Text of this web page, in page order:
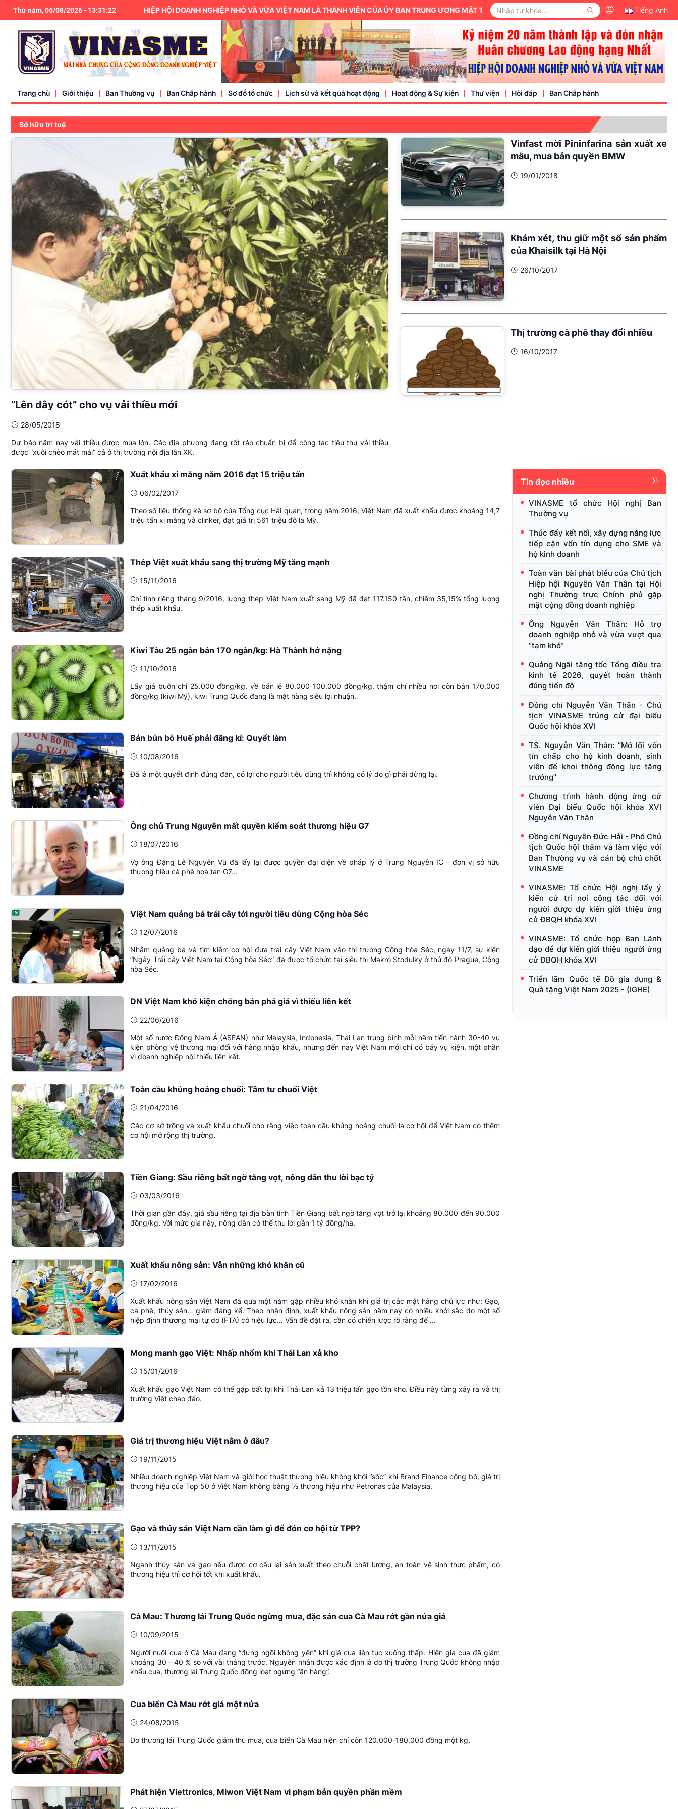
Thứ năm, 06/08/2026- 13:31:24
HIỆP HỘI DOANH NGHIỆP NHỎ VÀ VỪA VIỆT NAM LÀ THÀNH VIÊN CỦA ỦY BAN TRUNG ƯƠNG MẶT TRẬN TỔ QUỐC VIỆT NAM. Tiếng Anh
Trang chủ Giới thiệu
Điều lệ
Ban Thường vụ Ban Chấp hành Sơ đồ tổ chức Lịch sử và kết quả hoạt động Hoạt động & Sự kiện
Trung ương hội
Thành viên
Doanh nhân, doanh nghiệp
Sự kiện
Thư viện
Video
Văn bản pháp luật
Hỏi đáp Ban Chấp hành
Sở hữu trí tuệ
“Lên dây cót” cho vụ vải thiều mới
28/05/2018
Dự báo năm nay vải thiều được mùa lớn. Các địa phương đang rốt ráo chuẩn bị để công tác tiêu thụ vải thiều
được “xuôi chèo mát mái” cả ở thị trường nội địa lẫn XK.
Vinfast mời Pininfarina sản xuất xe
mẫu, mua bản quyền BMW
19/01/2018
Khám xét, thu giữ một số sản phẩm
của Khaisilk tại Hà Nội
26/10/2017
Thị trường cà phê thay đổi nhiều
16/10/2017
Xuất khẩu xi măng năm 2016 đạt 15 triệu tấn
06/02/2017
Theo số liệu thống kê sơ bộ của Tổng cục Hải quan, trong năm 2016, Việt Nam đã xuất khẩu được khoảng 14,7
triệu tấn xi măng và clinker, đạt giá trị 561 triệu đô la Mỹ.
Thép Việt xuất khẩu sang thị trường Mỹ tăng mạnh
15/11/2016
Chỉ tính riêng tháng 9/2016, lượng thép Việt Nam xuất sang Mỹ đã đạt 117.150 tấn, chiếm 35,15% tổng lượng
thép xuất khẩu.
Kiwi Tàu 25 ngàn bán 170 ngàn/kg: Hà Thành hớ nặng
11/10/2016
Lấy giá buôn chỉ 25.000 đồng/kg, về bán lẻ 80.000-100.000 đồng/kg, thậm chí nhiều nơi còn bán 170.000
đồng/kg (kiwi Mỹ), kiwi Trung Quốc đang là mặt hàng siêu lợi nhuận.
Bán bún bò Huế phải đăng kí: Quyết làm
10/08/2016
Đã là một quyết định đúng đắn, có lợi cho người tiêu dùng thì không có lý do gì phải dừng lại.
Ông chủ Trung Nguyên mất quyền kiểm soát thương hiệu G7
18/07/2016
Vợ ông Đặng Lê Nguyên Vũ đã lấy lại được quyền đại diện về pháp lý ở Trung Nguyên IC - đơn vị sở hữu
thương hiệu cà phê hoà tan G7...
Việt Nam quảng bá trái cây tới người tiêu dùng Cộng hòa Séc
12/07/2016
Nhằm quảng bá và tìm kiếm cơ hội đưa trái cây Việt Nam vào thị trường Cộng hòa Séc, ngày 11/7, sự kiện
“Ngày Trái cây Việt Nam tại Cộng hòa Séc” đã được tổ chức tại siêu thị Makro Stodulky ở thủ đô Prague, Cộng
hòa Séc.
DN Việt Nam khó kiện chống bán phá giá vì thiếu liên kết
22/06/2016
Một số nước Đông Nam Á (ASEAN) như Malaysia, Indonesia, Thái Lan trung bình mỗi năm tiến hành 30-40 vụ
kiện phòng vệ thương mại đối với hàng nhập khẩu, nhưng đến nay Việt Nam mới chỉ có bảy vụ kiện, một phần
vì doanh nghiệp nội thiếu liên kết.
Toàn cầu khủng hoảng chuối: Tâm tư chuối Việt
21/04/2016
Các cơ sở trồng và xuất khẩu chuối cho rằng việc toàn cầu khủng hoảng chuối là cơ hội để Việt Nam có thêm
cơ hội mở rộng thị trường.
Tiền Giang: Sầu riêng bất ngờ tăng vọt, nông dân thu lời bạc tỷ
03/03/2016
Thời gian gần đây, giá sầu riêng tại địa bàn tỉnh Tiền Giang bất ngờ tăng vọt trở lại khoảng 80.000 đến 90.000
đồng/kg. Với mức giá này, nông dân có thể thu lời gần 1 tỷ đồng/ha.
Xuất khẩu nông sản: Vẫn những khó khăn cũ
17/02/2016
Xuất khẩu nông sản Việt Nam đã qua một năm gặp nhiều khó khăn khi giá trị các mặt hàng chủ lực như: Gạo,
cà phê, thủy sản… giảm đáng kể. Theo nhận định, xuất khẩu nông sản năm nay có nhiều khởi sắc do một số
hiệp định thương mại tự do (FTA) có hiệu lực... Vấn đề đặt ra, cần có chiến lược rõ ràng để ...
Mong manh gạo Việt: Nhấp nhổm khi Thái Lan xả kho
15/01/2016
Xuất khẩu gạo Việt Nam có thể gặp bất lợi khi Thái Lan xả 13 triệu tấn gạo tồn kho. Điều này từng xảy ra và thị
trường Việt chao đảo.
Giá trị thương hiệu Việt nằm ở đâu?
19/11/2015
Nhiều doanh nghiệp Việt Nam và giới học thuật thương hiệu không khỏi “sốc” khi Brand Finance công bố, giá trị
thương hiệu của Top 50 ở Việt Nam không bằng ½ thương hiệu như Petronas của Malaysia.
Gạo và thủy sản Việt Nam cần làm gì để đón cơ hội từ TPP?
13/11/2015
Ngành thủy sản và gạo nếu được cơ cấu lại sản xuất theo chuỗi chất lượng, an toàn vệ sinh thực phẩm, có
thương hiệu thì cơ hội tốt khi xuất khẩu.
Cà Mau: Thương lái Trung Quốc ngừng mua, đặc sản cua Cà Mau rớt gần nửa giá
10/09/2015
Người nuôi cua ở Cà Mau đang “đứng ngồi không yên” khi giá cua liên tục xuống thấp. Hiện giá cua đã giảm
khoảng 30 – 40 % so với vài tháng trước. Nguyên nhân được xác định là do thị trường Trung Quốc không nhập
khẩu cua, thương lái Trung Quốc đồng loạt ngừng “ăn hàng”.
Cua biển Cà Mau rớt giá một nửa
24/08/2015
Do thương lái Trung Quốc giảm thu mua, cua biển Cà Mau hiện chỉ còn 120.000-180.000 đồng một kg.
Phát hiện Viettronics, Miwon Việt Nam vi phạm bản quyền phần mềm
Tin đọc nhiều
VINASME tổ chức Hội nghị Ban
Thường vụ
Thúc đẩy kết nối, xây dựng năng lực
tiếp cận vốn tín dụng cho SME và
hộ kinh doanh
Toàn văn bài phát biểu của Chủ tịch
Hiệp hội Nguyễn Văn Thân tại Hội
nghị Thường trực Chính phủ gặp
mặt cộng đồng doanh nghiệp
Ông Nguyễn Văn Thân: Hỗ trợ
doanh nghiệp nhỏ và vừa vượt qua
“tam khó”
Quảng Ngãi tăng tốc Tổng điều tra
kinh tế 2026, quyết hoàn thành
đúng tiến độ
Đồng chí Nguyễn Văn Thân - Chủ
tịch VINASME trúng cử đại biểu
Quốc hội khóa XVI
TS. Nguyễn Văn Thân: “Mở lối vốn
tín chấp cho hộ kinh doanh, sinh
viên để khơi thông động lực tăng
trưởng”
Chương trình hành động ứng cử
viên Đại biểu Quốc hội khóa XVI
Nguyễn Văn Thân
Đồng chí Nguyễn Đức Hải - Phó Chủ
tịch Quốc hội thăm và làm việc với
Ban Thường vụ và cán bộ chủ chốt
VINASME
VINASME: Tổ chức Hội nghị lấy ý
kiến cử tri nơi công tác đối với
người được dự kiến giới thiệu ứng
cử ĐBQH khóa XVI
VINASME: Tổ chức họp Ban Lãnh
đạo để dự kiến giới thiệu người ứng
cử ĐBQH khóa XVI
Triển lãm Quốc tế Đồ gia dụng &
Quà tặng Việt Nam 2025 - (IGHE)